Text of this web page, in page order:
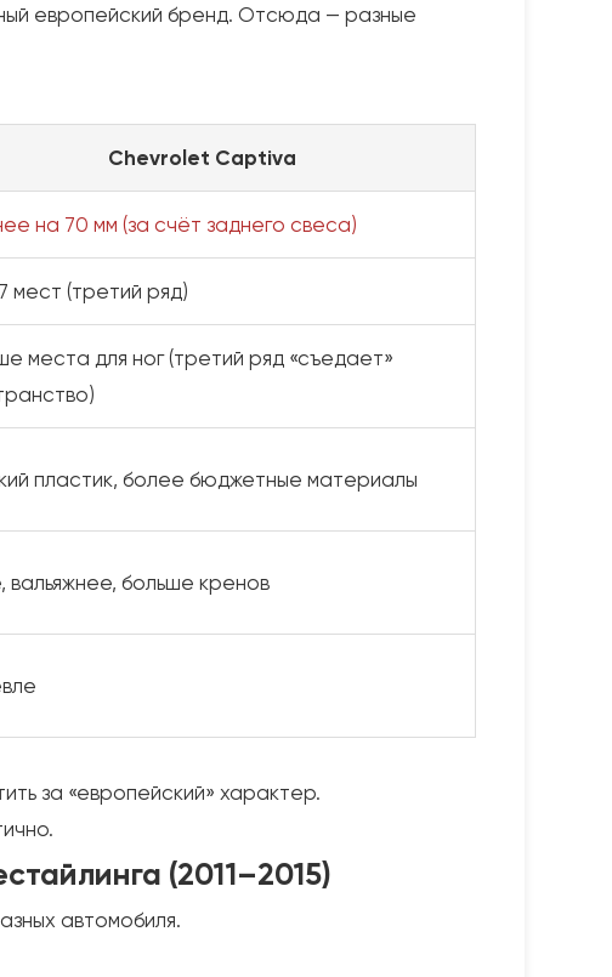
европейский бренд. Отсюда — разные
Chevrolet Captiva
на 70 мм (за счёт заднего свеса)
мест (третий ряд)
места для ног (третий ряд «съедает»
пластик, более бюджетные материалы
вальяжнее, больше кренов
за «европейский» характер.
(2011–2015)
автомобиля.